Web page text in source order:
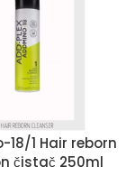
18/1 Hair reborn
čistač 250ml